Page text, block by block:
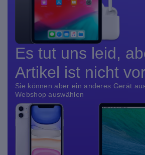
Es tut uns leid,
Artikel ist nicht
Sie können aber ein anderes Gerät
Webshop auswählen